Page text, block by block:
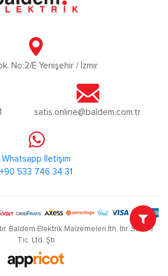
No:2/E Yenişehir / İzmir
satis.online@baldem.com.tr
Whatsapp İletişim
+90 533 746 34 31
Baldem Elektrik Malzemeleri İth. İhr. San ve
Tic. Ltd. Şti